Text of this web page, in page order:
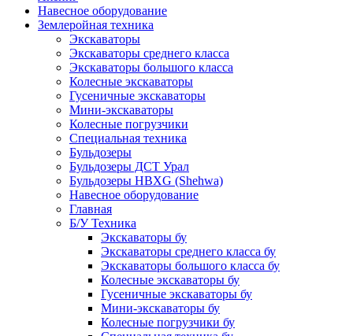
Навесное оборудование
Землеройная техника
Экскаваторы
Экскаваторы среднего класса
Экскаваторы большого класса
Колесные экскаваторы
Гусеничные экскаваторы
Мини-экскаваторы
Колесные погрузчики
Специальная техника
Бульдозеры
Бульдозеры ДСТ Урал
Бульдозеры HBXG (Shehwa)
Навесное оборудование
Главная
Б/У Техника
Экскаваторы бу
Экскаваторы среднего класса бу
Экскаваторы большого класса бу
Колесные экскаваторы бу
Гусеничные экскаваторы бу
Мини-экскаваторы бу
Колесные погрузчики бу